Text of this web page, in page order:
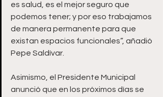
es salud, es el mejor seguro que
podemos tener; y por eso trabajamos
de manera permanente para que
existan espacios funcionales”, añadió
Pepe Saldívar.
Asimismo, el Presidente Municipal
anunció que en los próximos días se